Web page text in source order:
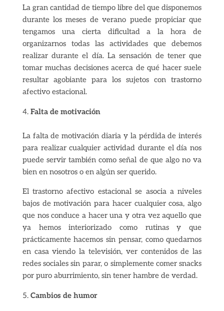
La gran cantidad de tiempo libre del que disponemos
durante los meses de verano puede propiciar que
tengamos una cierta dificultad a la hora de
organizarnos todas las actividades que debemos
realizar durante el día. La sensación de tener que
tomar muchas decisiones acerca de qué hacer suele
resultar agobiante para los sujetos con trastorno
afectivo estacional.
Falta de motivación
La falta de motivación diaria y la pérdida de interés
para realizar cualquier actividad durante el día nos
puede servir también como señal de que algo no va
bien en nosotros o en algún ser querido.
El trastorno afectivo estacional se asocia a niveles
bajos de motivación para hacer cualquier cosa, algo
que nos conduce a hacer una y otra vez aquello que
ya hemos interiorizado como rutinas y que
prácticamente hacemos sin pensar, como quedarnos
en casa viendo la televisión, ver contenidos de las
redes sociales sin parar, o simplemente comer snacks
por puro aburrimiento, sin tener hambre de verdad.
Cambios de humor